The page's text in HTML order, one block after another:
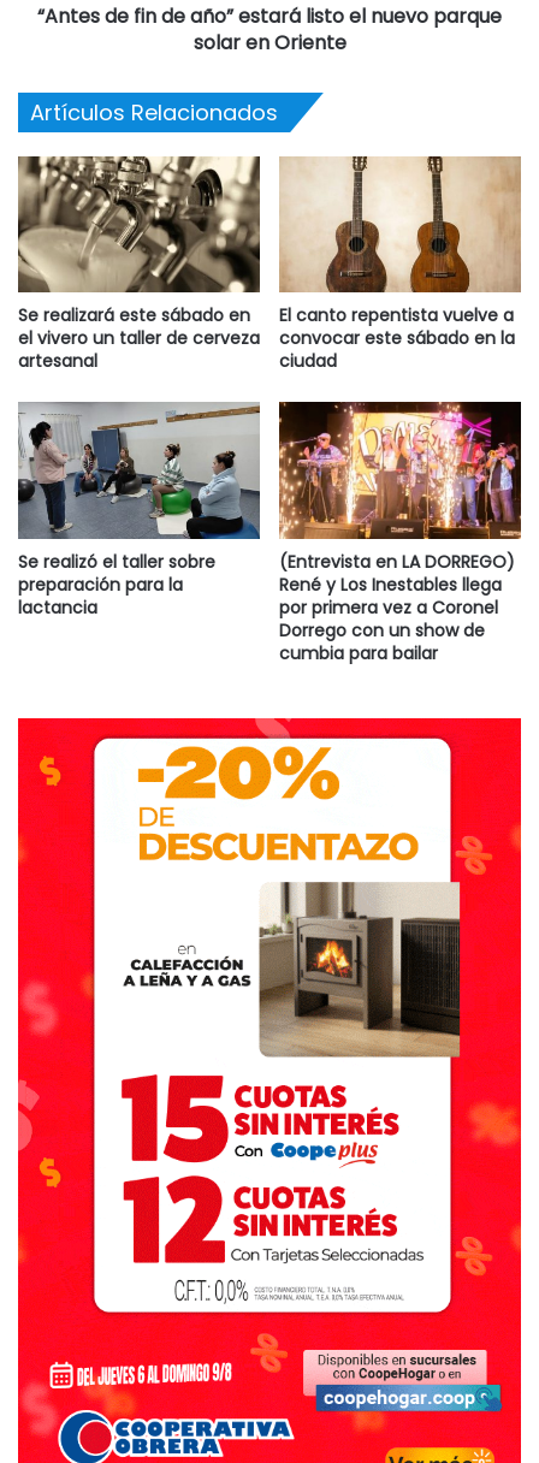
“Antes de fin de año” estará listo el nuevo parque
solar en Oriente
Artículos Relacionados
Se realizará este sábado en
el vivero un taller de cerveza
artesanal
El canto repentista vuelve a
convocar este sábado en la
ciudad
Se realizó el taller sobre
preparación para la
lactancia
(Entrevista en LA DORREGO)
René y Los Inestables llega
por primera vez a Coronel
Dorrego con un show de
cumbia para bailar